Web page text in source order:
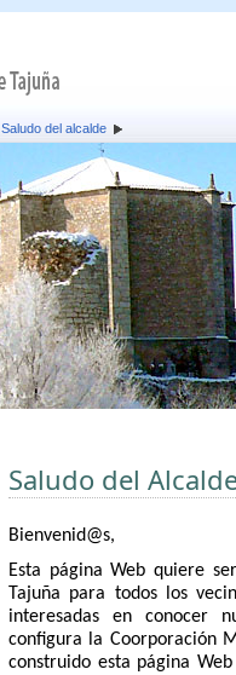
Saludo del alcalde
Saludo del
Bienvenid@s,
Esta página Web quiere
Tajuña para todos los
interesadas en conocer
configura la Coorporación
construido esta página